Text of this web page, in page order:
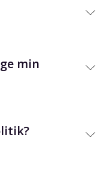
min